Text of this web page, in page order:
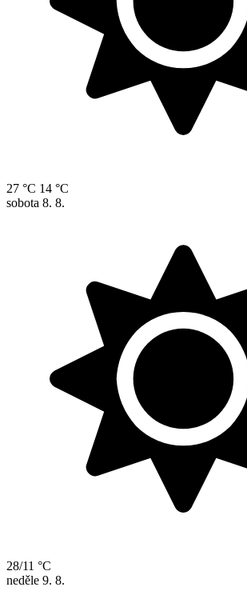
27 °C 14 °C
sobota 8. 8.
28/11 °C
neděle 9. 8.